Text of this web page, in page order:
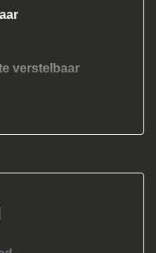
verstelbaar
waarschuwing